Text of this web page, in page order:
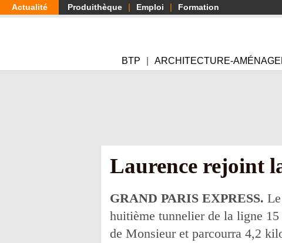
Aller
au
Actualité Produithèque Emploi Formation
BTP ARCHITECTURE-
Laurence rejoint
GRAND PARIS EXPRESS.
huitième tunnelier de la ligne
de Monsieur et parcourra 4,2